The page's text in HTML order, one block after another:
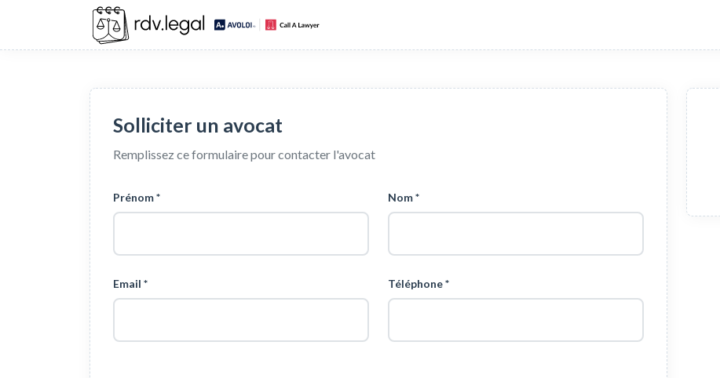
Solliciter un avocat
Remplissez ce formulaire pour contacter l'avocat
Prénom * Nom *
Email * Téléphone *